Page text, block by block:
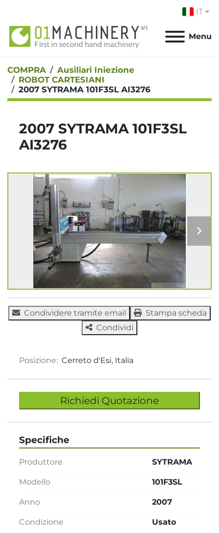
IT
Menu
COMPRA
Ausiliari Iniezione
ROBOT CARTESIANI
2007 SYTRAMA 101F3SL AI3276
2007 SYTRAMA 101F3SL
AI3276
Condividere tramite email
Stampa scheda
Condividi
Posizione: Cerreto d'Esi, Italia
Richiedi Quotazione
Specifiche
Produttore SYTRAMA
Modello 101F3SL
Anno 2007
Condizione Usato